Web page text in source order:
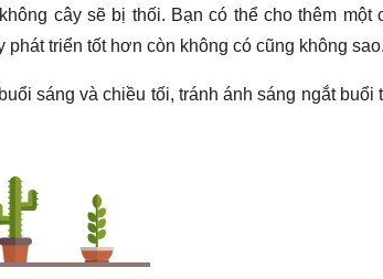
cây sẽ bị thối. Bạn có thể cho thêm một
triển tốt hơn còn không có cũng không sao.
sáng và chiều tối, tránh ánh sáng ngắt buổi